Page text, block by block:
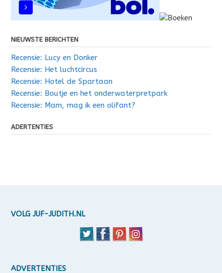
NIEUWSTE BERICHTEN
Recensie: Lucy en Donker
Recensie: Het luchtcircus
Recensie: Hotel de Spartaan
Recensie: Boutje en het onderwaterpretpark
Recensie: Mam, mag ik een olifant?
ADERTENTIES
VOLG JUF-JUDITH.NL
ADVERTENTIES